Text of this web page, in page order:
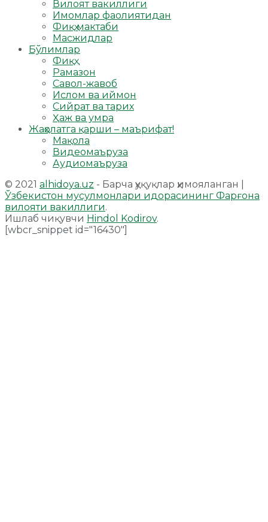
Вилоят вакиллиги
Имомлар фаолиятидан
Фиқҳ мактаби
Масжидлар
Бўлимлар
Фиқҳ
Рамазон
Савол-жавоб
Ислом ва иймон
Сийрат ва тарих
Ҳаж ва умра
Жаҳолатга қарши – маърифат!
Мақола
Видеомаъруза
Аудиомаъруза
© 2021 alhidoya.uz - Барча ҳуқуқлар ҳимояланган |
Ўзбекистон мусулмонлари идорасининг Фарғона
вилояти вакиллиги.
Ишлаб чиқувчи Hindol Kodirov.
[wbcr_snippet id="16430"]